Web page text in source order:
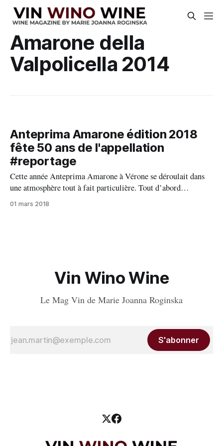
Amarone della
Valpolicella 2014
Anteprima Amarone édition 2018
fête 50 ans de l'appellation
#reportage
Cette année Anteprima Amarone à Vérone se déroulait dans
une atmosphère tout à fait particulière. Tout d’abord
l’appellation Amarone fête cette année ses 50 ans de la
01 mars 2018
Vin Wino Wine
Le Mag Vin de Marie Joanna Roginska
S'abonner